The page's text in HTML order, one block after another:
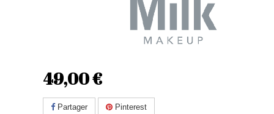
49,00 €
Partager Pinterest